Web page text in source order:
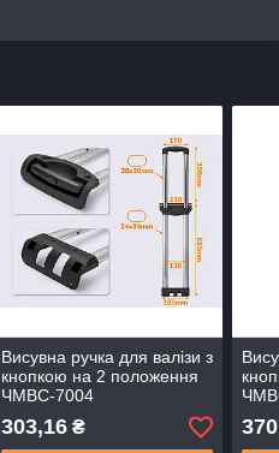
Висувна ручка для валізи з
кнопкою на 2 положення
ЧМВС-7004
303,16₴